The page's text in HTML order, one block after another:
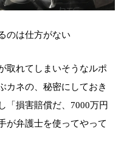
のは仕方がない
取れてしまいそうなルポ
カネの、秘密にしておき
「損害賠償だ、7000万円
が弁護士を使ってやって